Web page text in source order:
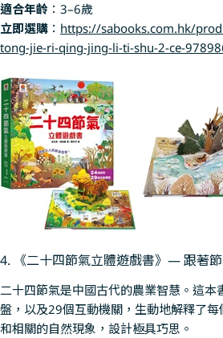
適合年齡 ：3–6歲
立即選購 ： https://sabooks.com.hk/
tong-jie-ri-qing-jing-li-ti-shu-2-ce-
4. 《二十四節氣立體遊戲書》— 跟著
二十四節氣是中國古代的農業智慧。這本
盤，以及29個互動機關，生動地解釋了
和相關的自然現象，設計極具巧思。